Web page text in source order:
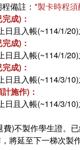
備註： *製卡時程
成)：
且入帳(~114/1/20)
成)：
且入帳(~114/1/20)
成)：
且入帳(~114/3/10)
施作)：
且入帳(~114/3/10)
)不製作學生證。
將延至下一梯次製